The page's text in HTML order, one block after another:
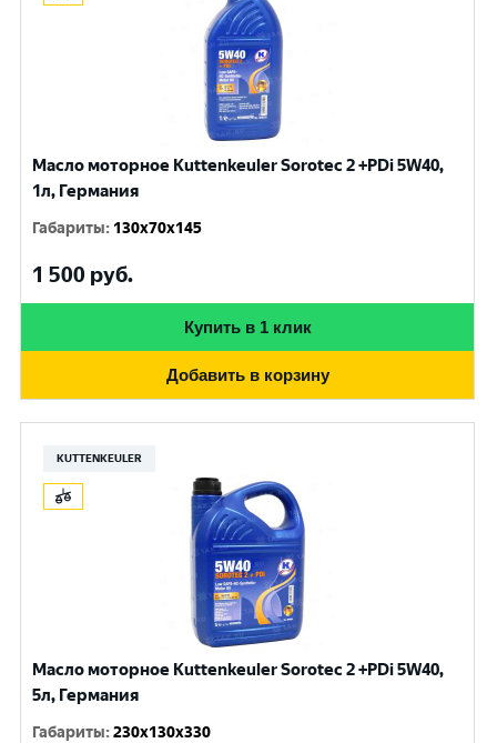
Масло моторное Kuttenkeuler Sorotec 2 +PDi 5W40,
1л, Германия
Габариты: 130x70x145
1 500 руб.
Купить в 1 клик
Добавить в корзину
KUTTENKEULER
Масло моторное Kuttenkeuler Sorotec 2 +PDi 5W40,
5л, Германия
Габариты:230x130x330